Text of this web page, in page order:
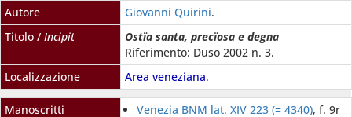
Autore
Giovanni Quirini.
Titolo / Incipit
Ostïa santa, precïosa e degna
Riferimento: Duso 2002 n. 3.
Localizzazione
Area veneziana.
Manoscritti Venezia BNM lat. XIV 223 (= 4340), f. 9r